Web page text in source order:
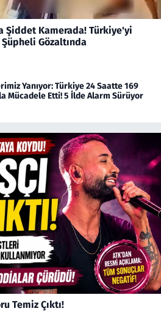
Şiddet Kamerada! Türkiye'yi
Gözaltında
Yanıyor: Türkiye 24 Saatte 169
Mücadele Etti! 5 İlde Alarm Sürüyor
Temiz Çıktı!